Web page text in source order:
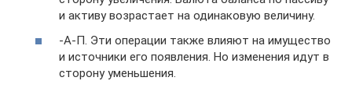
и активу возрастает на одинаковую величину.
-А-П. Эти операции также влияют на имущество
и источники его появления. Но изменения идут в
сторону уменьшения.